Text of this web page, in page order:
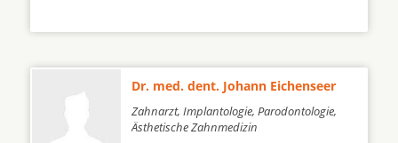
Dr. med. dent. Johann Eichenseer
Zahnarzt, Implantologie, Parodontologie,
Ästhetische Zahnmedizin